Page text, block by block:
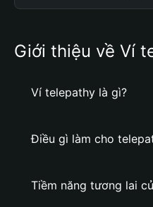
Giới thiệu về Ví
Ví telepathy là gì?
Điều gì làm cho
Tiềm năng tương lai